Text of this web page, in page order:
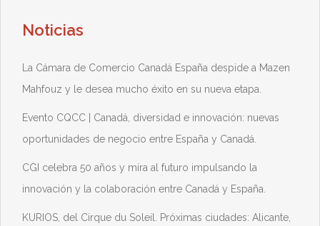
Noticias
La Cámara de Comercio Canadá España despide a Mazen
Mahfouz y le desea mucho éxito en su nueva etapa.
Evento CQCC | Canadá, diversidad e innovación: nuevas
oportunidades de negocio entre España y Canadá.
CGI celebra 50 años y mira al futuro impulsando la
innovación y la colaboración entre Canadá y España.
KURIOS, del Cirque du Soleil. Próximas ciudades: Alicante,